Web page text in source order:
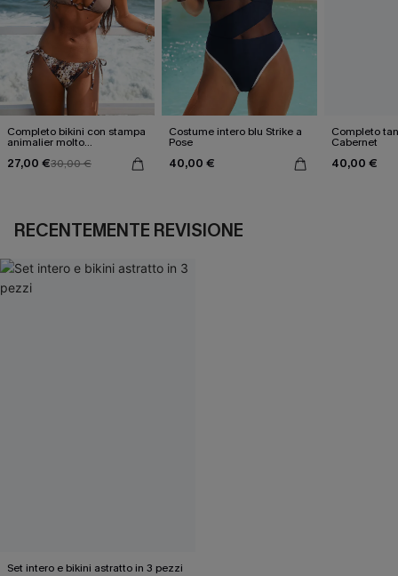
Completo bikini con stampa
animalier molto
27,00 €30,00 €
Costume intero blu Strike a
Pose
40,00 €
Completo
Cabernet
40,00 €
RECENTEMENTE REVISIONE
Set intero e bikini astratto in 3 pezzi